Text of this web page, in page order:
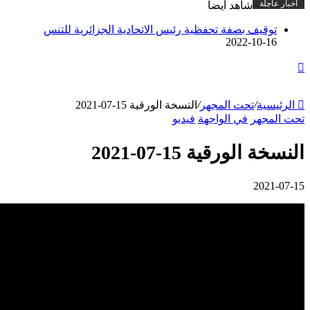
أخبار عاجلة
الرئيسية/تحت المجهر/ النسخة الورقية 15-07-2021
تحت المجهر في الواجهة فيديو
النسخة الورقية 15-07-2021
2021-07-15
شاهد أيضاً
توقيف بصفة تحفظية رئيس الاتحادية الجزائرية للتنس
2022-10-16
الأعلى